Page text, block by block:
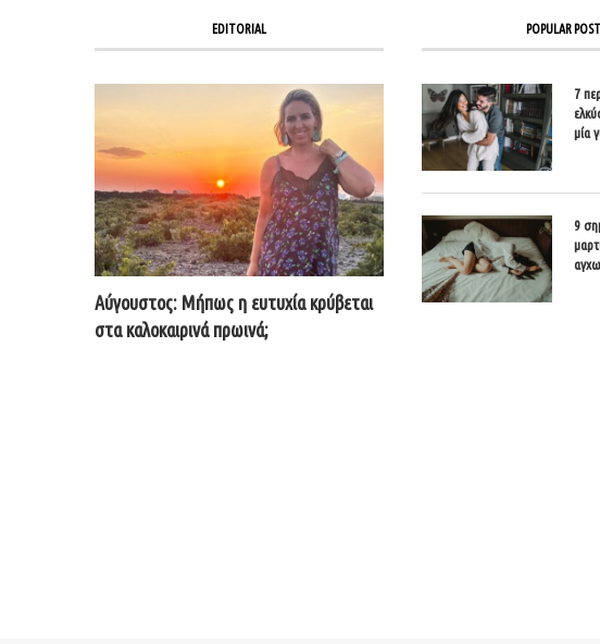
EDITORIAL
Αύγουστος: Μήπως η ευτυχία κρύβεται
στα καλοκαιρινά πρωινά;
POPULAR
7
μία
9